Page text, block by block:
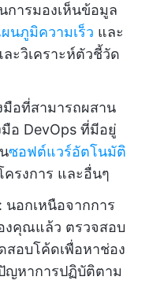
ารมองเห็นข้อมูล
นภูมิความเร็ว และ
ะวิเคราะห์ตัวชี้วัด
มือที่สามารถผสาน
อ DevOps ที่มีอยู่
ซอฟต์แวร์อัตโนมัติ
ครงการ และอื่นๆ
: นอกเหนือจากการ
งคุณแล้ว ตรวจสอบ
สอบโค้ดเพื่อหาช่อง
ญหาการปฏิบัติตาม